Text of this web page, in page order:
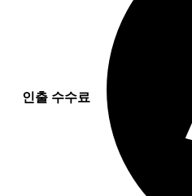
인출 수수료